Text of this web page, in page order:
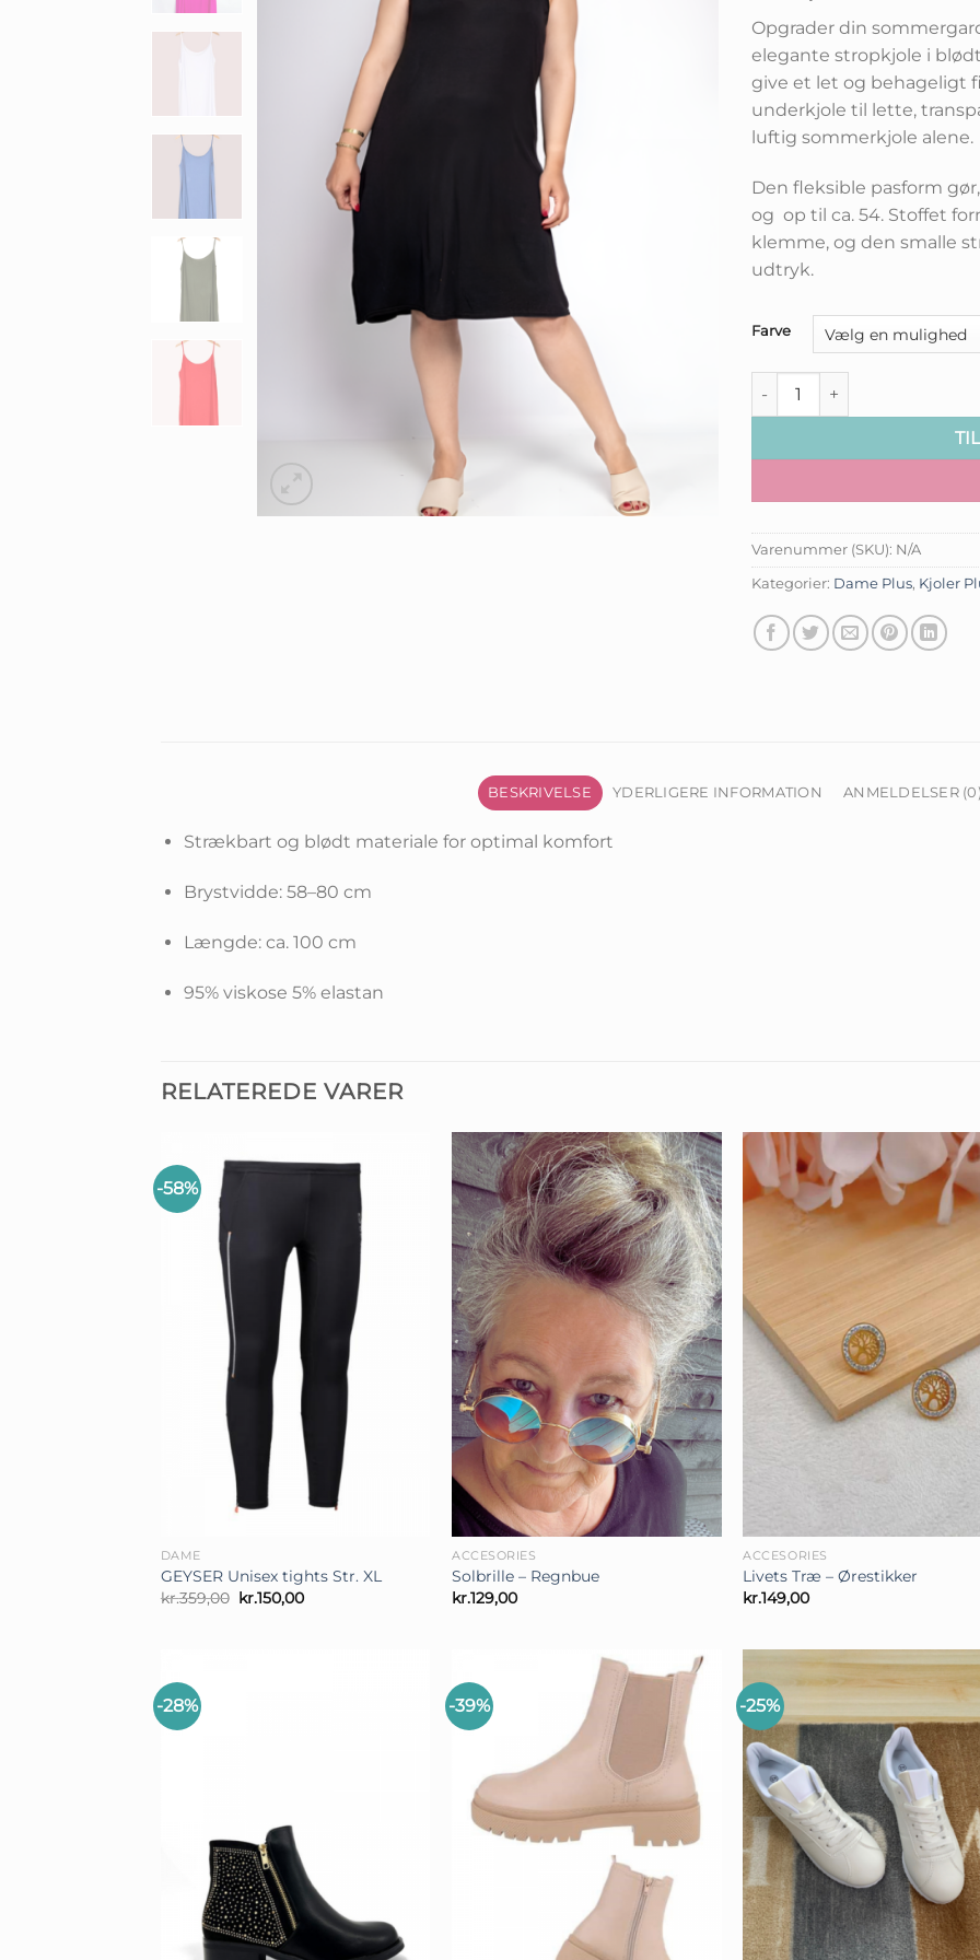
Opgrader din
elegante stropkjole i
give et let og behageligt
underkjole til lette,
luftig sommerkjole alene.
Den fleksible pasform
og op til ca. 54. Stoffet
klemme, og den smalle
udtryk.
Farve
Let og Strækbar Sommer
Varenummer (SKU): N/A
Kategorier: Dame Plus, Kjoler
BESKRIVELSE YDERLIGERE INFORMATION ANMELDELSER
Strækbart og blødt materiale for optimal komfort
Brystvidde: 58–80 cm
Længde: ca. 100 cm
95% viskose 5% elastan
RELATEREDE VARER
-58%
DAME
GEYSER Unisex tights Str. XL
kr.359,00 Den
kr.150,00Den
ACCESORIES
Solbrille – Regnbue
kr.129,00
ACCESORIES
Livets Træ – Ørestikker
kr.149,00
-28% -39% -25%